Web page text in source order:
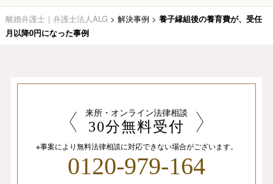
離婚弁護士｜弁護士法人ALG > 解決事例 > 養子縁組後の養育費が、受任
月以降0円になった事例
来所・オンライン法律相談
30分無料受付
※事案により無料法律相談に対応できない場合がございます。
0120-979-164